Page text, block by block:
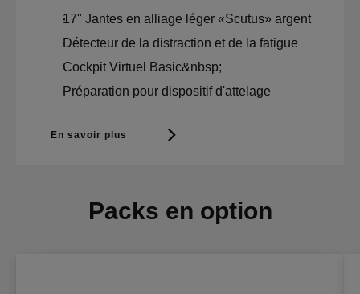
17" Jantes en alliage léger «Scutus» argent
Détecteur de la distraction et de la fatigue
Cockpit Virtuel Basic&nbsp;
Préparation pour dispositif d'attelage
En savoir plus
Packs en option